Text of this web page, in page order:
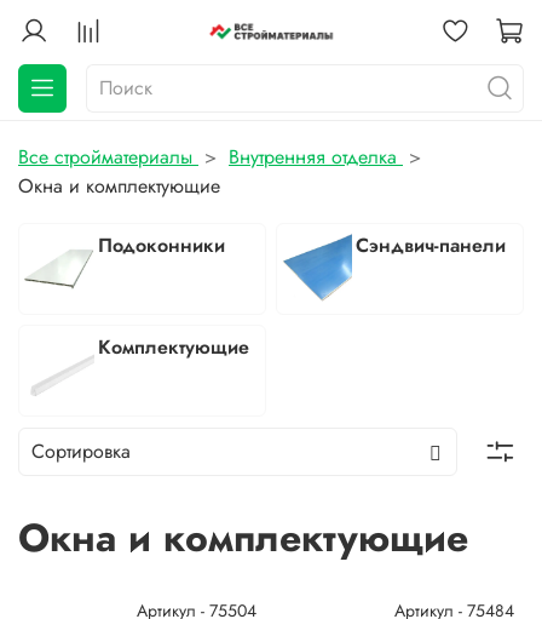
Все стройматериалы
Внутренняя отделка
Окна и комплектующие
Подоконники Сэндвич-панели
Комплектующие
Окна и комплектующие
Артикул - 75504 Артикул - 75484